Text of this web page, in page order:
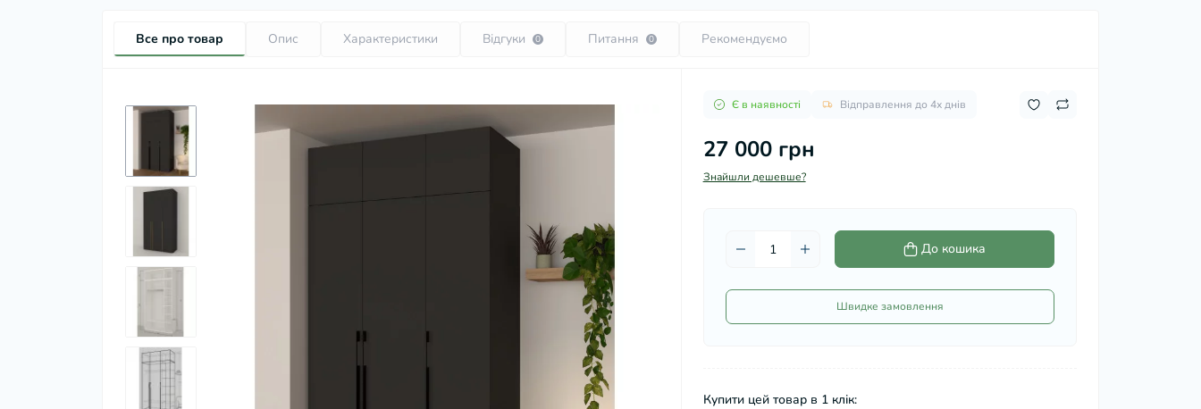
Все про товар Опис Характеристики Відгуки 0 Питання 0 Рекомендуємо
Є в наявності Відправлення до 4х днів
27 000 грн
Знайшли дешевше?
До кошика
Швидке замовлення
Купити цей товар в 1 клік: